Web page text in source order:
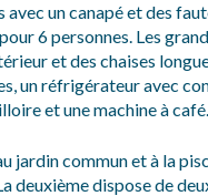
avec un canapé et des
6 personnes. Les
et des chaises
un réfrigérateur avec
et une machine à café.
jardin commun et à la
deuxième dispose de